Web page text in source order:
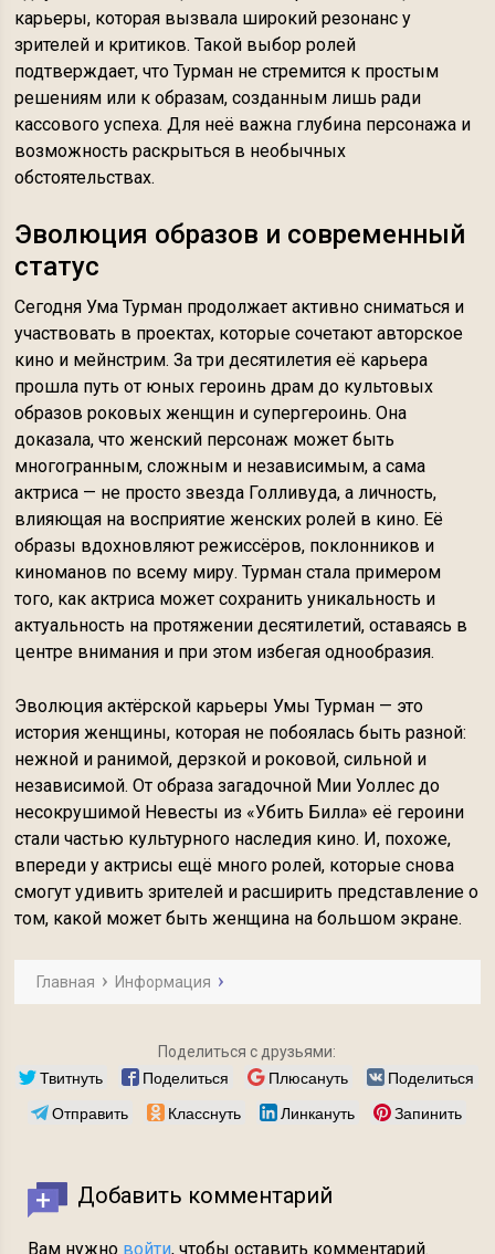
карьеры, которая вызвала широкий резонанс у
зрителей и критиков. Такой выбор ролей
подтверждает, что Турман не стремится к простым
решениям или к образам, созданным лишь ради
кассового успеха. Для неё важна глубина персонажа и
возможность раскрыться в необычных
обстоятельствах.
Эволюция образов и современный
статус
Сегодня Ума Турман продолжает активно сниматься и
участвовать в проектах, которые сочетают авторское
кино и мейнстрим. За три десятилетия её карьера
прошла путь от юных героинь драм до культовых
образов роковых женщин и супергероинь. Она
доказала, что женский персонаж может быть
многогранным, сложным и независимым, а сама
актриса — не просто звезда Голливуда, а личность,
влияющая на восприятие женских ролей в кино. Её
образы вдохновляют режиссёров, поклонников и
киноманов по всему миру. Турман стала примером
того, как актриса может сохранить уникальность и
актуальность на протяжении десятилетий, оставаясь в
центре внимания и при этом избегая однообразия.
Эволюция актёрской карьеры Умы Турман — это
история женщины, которая не побоялась быть разной:
нежной и ранимой, дерзкой и роковой, сильной и
независимой. От образа загадочной Мии Уоллес до
несокрушимой Невесты из «Убить Билла» её героини
стали частью культурного наследия кино. И, похоже,
впереди у актрисы ещё много ролей, которые снова
смогут удивить зрителей и расширить представление о
том, какой может быть женщина на большом экране.
Главная Информация
Поделиться с друзьями:
Твитнуть Поделиться Плюсануть
Поделиться
Отправить
Класснуть Линкануть Запинить
Добавить комментарий
Вам нужно войти, чтобы оставить комментарий.